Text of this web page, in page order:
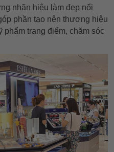
nhãn hiệu làm đẹp nổi
phần tạo nên thương hiệu
phẩm trang điểm, chăm sóc